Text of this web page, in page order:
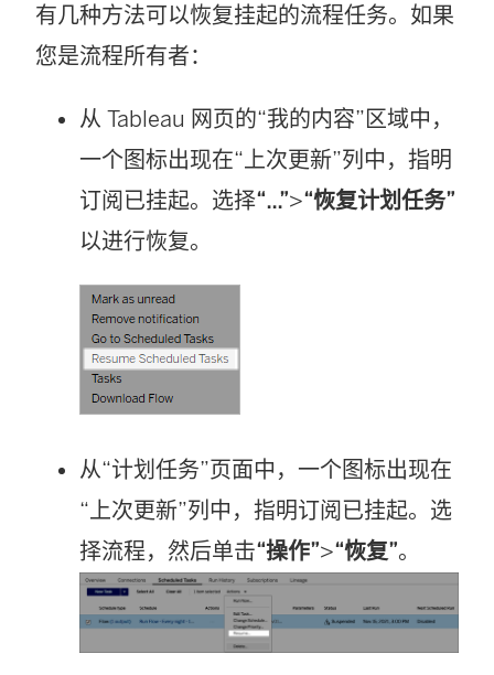
有几种方法可以恢复挂起的流程任务。如果
您是流程所有者：
从 Tableau 网页的“我的内容”区域中，
一个图标出现在“上次更新”列中，指明
订阅已挂起。选择“...”>“恢复计划任务”
以进行恢复。
从“计划任务”页面中，一个图标出现在
“上次更新”列中，指明订阅已挂起。选
择流程，然后单击“操作”>“恢复”。